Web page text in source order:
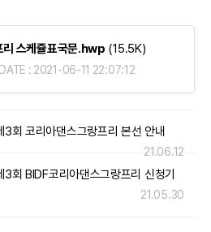
리 스케쥴표국문.hwp (15.5K)
: 2021-06-11 22:07:12
회 코리아댄스그랑프리 본선 안내
21.06.12
BIDF코리아댄스그랑프리 신청기
21.05.30